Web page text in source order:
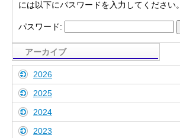
には以下にパスワードを入力してください。
パスワード:
アーカイブ
2026
2025
2024
2023